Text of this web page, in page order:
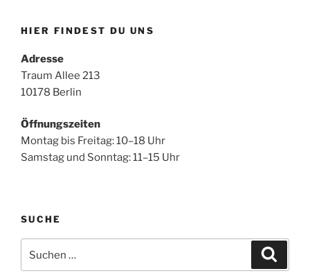
HIER FINDEST DU UNS
Adresse
Traum Allee 213
10178 Berlin
Öffnungszeiten
Montag bis Freitag: 10–18 Uhr
Samstag und Sonntag: 11–15 Uhr
SUCHE
nach: